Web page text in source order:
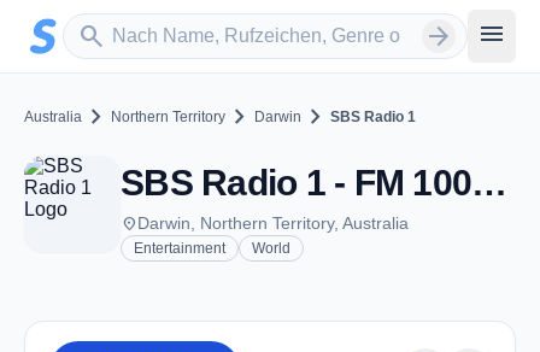
Zum Hauptinhalt springen
search
Sender suchen arrow_forward menu
Australia chevron_right Northern Territory chevron_right Darwin chevron_right SBS Radio 1
SBS Radio 1 - FM 100.9 - Darwin, NT
placeDarwin, Northern Territory, Australia
Entertainment World